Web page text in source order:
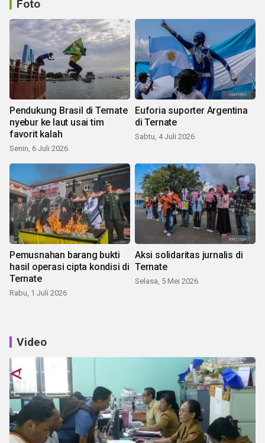
Foto
Pendukung Brasil di Ternate
nyebur ke laut usai tim
favorit kalah
Senin, 6 Juli 2026
Euforia suporter Argentina
di Ternate
Sabtu, 4 Juli 2026
Pemusnahan barang bukti
hasil operasi cipta kondisi di
Ternate
Rabu, 1 Juli 2026
Aksi solidaritas jurnalis di
Ternate
Selasa, 5 Mei 2026
Video